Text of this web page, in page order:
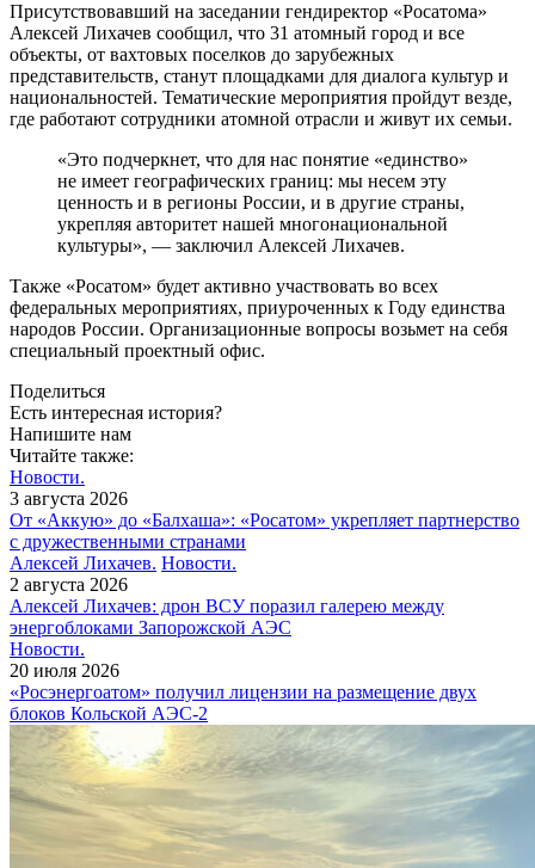
Присутствовавший на заседании гендиректор «Росатома»
Алексей Лихачев сообщил, что 31 атомный город и все
объекты, от вахтовых поселков до зарубежных
представительств, станут площадками для диалога культур и
национальностей. Тематические мероприятия пройдут везде,
где работают сотрудники атомной отрасли и живут их семьи.
«Это подчеркнет, что для нас понятие «единство»
не имеет географических границ: мы несем эту
ценность и в регионы России, и в другие страны,
укрепляя авторитет нашей многонациональной
культуры», — заключил Алексей Лихачев.
Также «Росатом» будет активно участвовать во всех
федеральных мероприятиях, приуроченных к Году единства
народов России. Организационные вопросы возьмет на себя
специальный проектный офис.
Поделиться
Есть интересная история?
Напишите нам
Читайте также:
Новости.
3 августа 2026
От «Аккую» до «Балхаша»: «Росатом» укрепляет партнерство
с дружественными странами
Алексей Лихачев. Новости.
2 августа 2026
Алексей Лихачев: дрон ВСУ поразил галерею между
энергоблоками Запорожской АЭС
Новости.
20 июля 2026
«Росэнергоатом» получил лицензии на размещение двух
блоков Кольской АЭС‑2